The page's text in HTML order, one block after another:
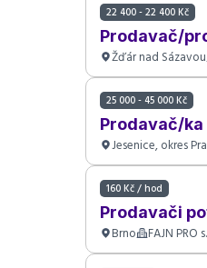
22 400 - 22 400 Kč
Prodavač/
Žďár nad Sázavou
25 000 - 45 000 Kč
Prodavač/ka
Jesenice, okres
160 Kč / hod
Prodavači
Brno FAJN PRO